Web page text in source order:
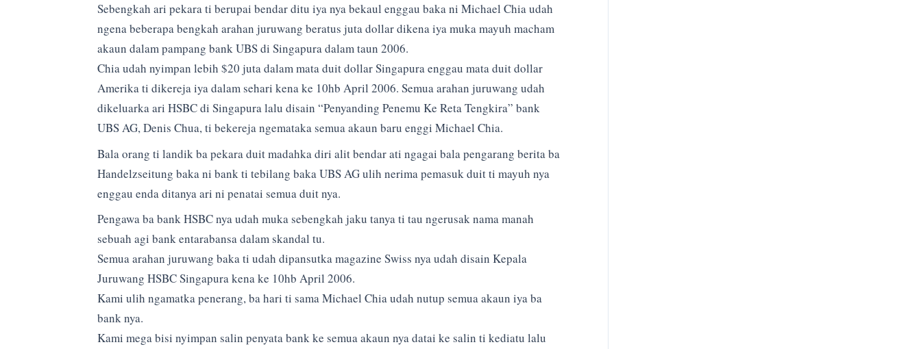
Sebengkah ari pekara ti berupai bendar ditu iya nya bekaul enggau baka ni Michael Chia udah
ngena beberapa bengkah arahan juruwang beratus juta dollar dikena iya muka mayuh macham
akaun dalam pampang bank UBS di Singapura dalam taun 2006.
Chia udah nyimpan lebih $20 juta dalam mata duit dollar Singapura enggau mata duit dollar
Amerika ti dikereja iya dalam sehari kena ke 10hb April 2006. Semua arahan juruwang udah
dikeluarka ari HSBC di Singapura lalu disain “Penyanding Penemu Ke Reta Tengkira” bank
UBS AG, Denis Chua, ti bekereja ngemataka semua akaun baru enggi Michael Chia.
Bala orang ti landik ba pekara duit madahka diri alit bendar ati ngagai bala pengarang berita ba
Handelzseitung baka ni bank ti tebilang baka UBS AG ulih nerima pemasuk duit ti mayuh nya
enggau enda ditanya ari ni penatai semua duit nya.
Pengawa ba bank HSBC nya udah muka sebengkah jaku tanya ti tau ngerusak nama manah
sebuah agi bank entarabansa dalam skandal tu.
Semua arahan juruwang baka ti udah dipansutka magazine Swiss nya udah disain Kepala
Juruwang HSBC Singapura kena ke 10hb April 2006.
Kami ulih ngamatka penerang, ba hari ti sama Michael Chia udah nutup semua akaun iya ba
bank nya.
Kami mega bisi nyimpan salin penyata bank ke semua akaun nya datai ke salin ti kediatu lalu